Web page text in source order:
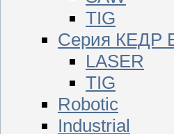
TIG
Серия КЕДР
LASER
TIG
Robotic
Industrial